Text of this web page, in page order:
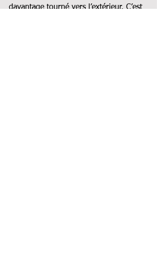
davantage tourné vers l’extérieur. C’est